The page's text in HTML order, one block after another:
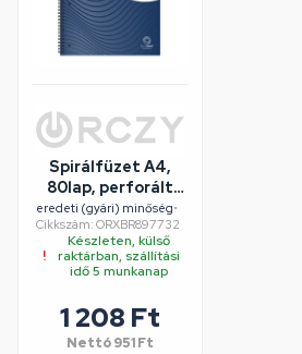
Spirálfüzet A4,
80lap, perforált
lyukasztott
Bluering® vonalas
eredeti (gyári) minőség•
Cikkszám: ORXBR897732
Készleten, külső
raktárban, szállítási
idő 5 munkanap
1 208 Ft
Nettó951 Ft